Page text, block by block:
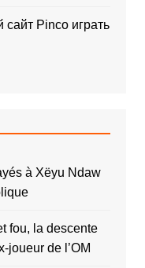
Pinco играть
à Xëyu Ndaw
fou, la descente
joueur de l’OM